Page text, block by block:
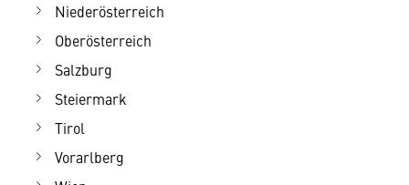
Niederösterreich
Oberösterreich
Salzburg
Steiermark
Tirol
Vorarlberg